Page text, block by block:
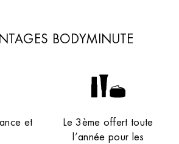
BODYMINUTE
et
Le 3ème offert toute
l’année pour les